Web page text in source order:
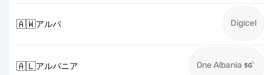
🇦🇼アルバ Digicel
🇦🇱アルバニア One Albania